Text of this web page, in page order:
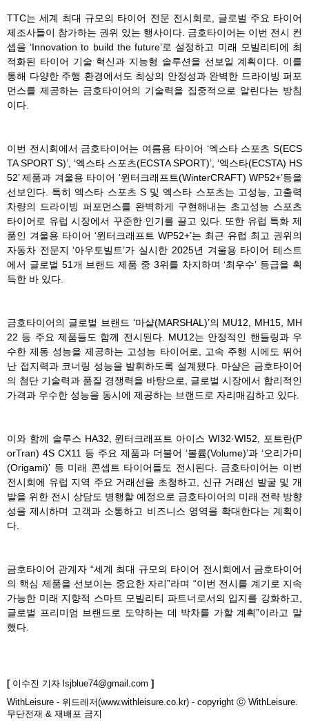
TTC는 세계 최대 규모의 타이어 전문 전시회로, 글로벌 주요 타이어
제조사들이 참가하는 권위 있는 행사이다. 금호타이어는 이번 전시 컨
셉을 ‘Innovation to build the future’로 설정하고 미래 모빌리티에 최
적화된 타이어 기술 혁신과 지능형 솔루션을 선보일 계획이다. 이를
통해 다양한 주행 환경에서도 최상의 안정성과 완벽한 드라이빙 퍼포
먼스를 제공하는 금호타이어의 기술력을 집중적으로 알린다는 방침
이다.
이번 전시회에서 금호타이어는 여름용 타이어 ‘엑스타 스포츠 S(ECS
TA SPORT S)’, ‘엑스타 스포츠(ECSTA SPORT)’, ‘엑스타(ECSTA) HS
52’ 제품과 겨울용 타이어 ‘윈터크래프트(WinterCRAFT) WP52+’등을
선보인다. 특히 엑스타 스포츠 S 및 엑스타 스포츠는 고성능, 고출력
차량의 드라이빙 퍼포먼스를 완벽하게 구현해내는 초고성능 스포츠
타이어로 유럽 시장에서 꾸준한 인기를 끌고 있다. 또한 유럽 특화 제
품인 겨울용 타이어 ‘윈터크래프트 WP52+’는 최근 유럽 최고 권위의
자동차 전문지 ‘아우토빌트’가 실시한 2025년 겨울용 타이어 테스트
에서 글로벌 51개 브랜드 제품 중 3위를 차지하며 ‘최우수’ 등급을 획
득한 바 있다.
금호타이어의 글로벌 브랜드 ‘마샬(MARSHAL)’의 MU12, MH15, MH
22 등 주요 제품들도 함께 전시된다. MU12는 안정적인 핸들링과 우
수한 제동 성능을 제공하는 고성능 타이어로, 고속 주행 시에도 뛰어
난 접지력과 코너링 성능을 발휘하도록 설계됐다. 마샬은 금호타이어
의 첨단 기술력과 품질 경쟁력을 바탕으로, 글로벌 시장에서 합리적인
가격과 우수한 성능을 동시에 제공하는 브랜드로 자리매김하고 있다.
이와 함께 솔루스 HA32, 윈터크래프트 아이스 WI32·WI52, 포트란(P
orTran) 4S CX11 등 주요 제품과 더불어 ‘볼륨(Volume)’과 ‘오리가미
(Origami)’ 등 미래 콘셉트 타이어들도 전시된다. 금호타이어는 이번
전시회에 유럽 지역 주요 거래선을 초청하고, 신규 거래선 발굴 및 개
발을 위한 전시 상담도 병행할 예정으로 금호타이어의 미래 전략 방향
성을 제시하며 고객과 소통하고 비즈니스 영역을 확대한다는 계획이
다.
금호타이어 관계자 “세계 최대 규모의 타이어 전시회에서 금호타이어
의 핵심 제품을 선보이는 중요한 자리”라며 “이번 전시를 계기로 지속
가능한 미래 지향적 스마트 모빌리티 파트너로서의 입지를 강화하고,
글로벌 프리미엄 브랜드로 도약하는 데 박차를 가할 계획”이라고 말
했다.
[이수진 기자 lsjblue74@gmail.com ]
WithLeisure - 위드레저(www.withleisure.co.kr) - copyright ⓒ WithLeisure.
무단전재 & 재배포 금지